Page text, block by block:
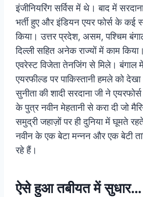
इंजीनियरिंग सर्विस में थे। बाद में
भर्ती हुए और इंडियन एयर फोर्स के कई
किया। उत्तर प्रदेश, असम, पश्चिम
दिल्ली सहित अनेक राज्यों में काम किया।
एवरेस्ट विजेता तेनजिंग से मिले। बंगाल
एयरफील्ड पर पाकिस्तानी हमले को
सुनीता की शादी सरदाना जी ने
के पुत्र नवीन मेहतानी से करा दी जो
समुद्री जहाज़ों पर ही दुनिया में घूमते
नवीन के एक बेटा मन्नन और एक बेटी
रहे हैं।
ऐसे हुआ तबीयत में सुधार…